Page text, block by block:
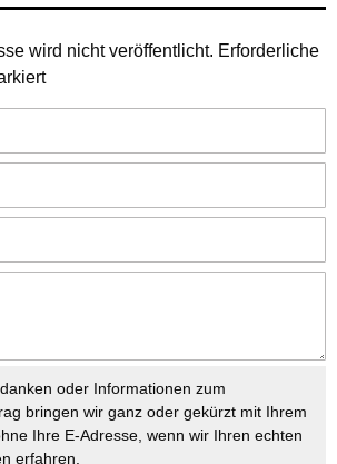
wird nicht veröffentlicht. Erforderliche
oder Informationen zum
bringen wir ganz oder gekürzt mit Ihrem
Ihre E-Adresse, wenn wir Ihren echten
erfahren.